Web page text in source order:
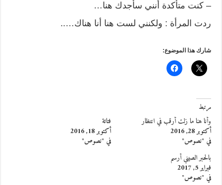
– كنت متأكدة أنني سأجدك هنا…
ردت المرأة : ولكنني لست هنا أنا هناك…..
شارك هذا الموضوع:
مرتبط
وأنا هنا ما زلت أرقب في انتظار
أكتوبر 28, 2016
في "نصوص"
فتاتة
أكتوبر 18, 2016
في "نصوص"
بالحبر الصيني أرسم
فبراير 5, 2017
في "نصوص"